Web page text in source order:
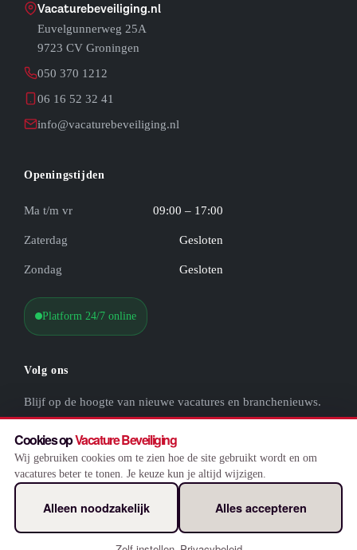
Vacaturebeveiliging.nl
Euvelgunnerweg 25A
9723 CV Groningen
050 370 1212
06 16 52 32 41
info@vacaturebeveiliging.nl
Openingstijden
Ma t/m vr 09:00 – 17:00
Zaterdag Gesloten
Zondag Gesloten
Platform 24/7 online
Volg ons
Blijf op de hoogte van nieuwe vacatures en branchenieuws.
Vacaturebeveiliging op Facebook
Vacaturebeveiliging op LinkedIn
Vacaturebeveiliging op Instagram
Vacaturebeveiliging op WhatsApp
© 2026 Vacaturebeveiliging.nl
Cookies opVacature Beveiliging
Wij gebruiken cookies om te zien hoe de site gebruikt wordt en om
vacatures beter te tonen. Je keuze kun je altijd wijzigen.
Alleen noodzakelijk Alles accepteren